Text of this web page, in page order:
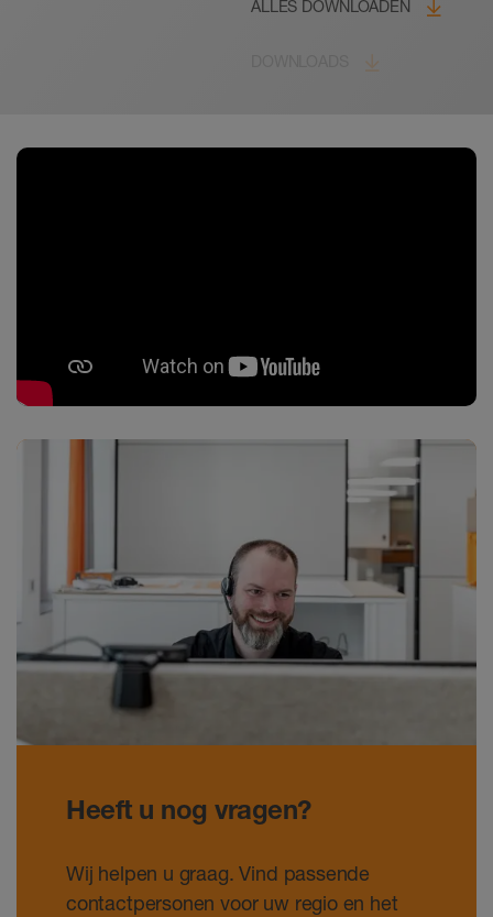
ALLES DOWNLOADEN
Heeft u nog vragen?
Wij helpen u graag. Vind passende
contactpersonen voor uw regio en het